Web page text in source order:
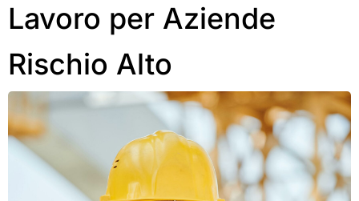
Lavoro per Aziende
Rischio Alto